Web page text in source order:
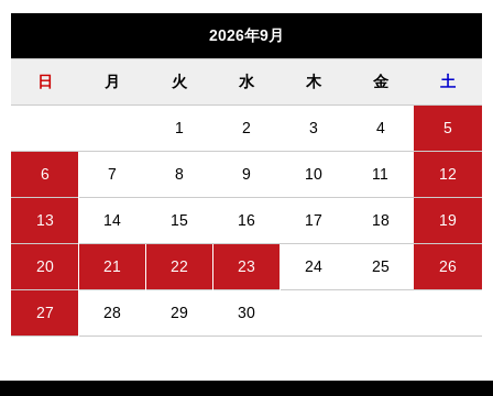
2026年9月
日 月 火 水 木 金 土
1 2 3 4 5
6 7 8 9 10 11 12
13 14 15 16 17 18 19
20 21 22 23 24 25 26
27 28 29 30